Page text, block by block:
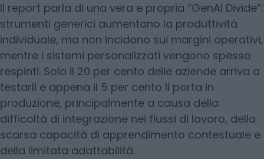
Il report parla di una vera e propria “GenAI Divide”:
strumenti generici aumentano la produttività
individuale, ma non incidono sui margini operativi,
mentre i sistemi personalizzati vengono spesso
respinti. Solo il 20 per cento delle aziende arriva a
testarli e appena il 5 per cento li porta in
produzione, principalmente a causa della
difficoltà di integrazione nei flussi di lavoro, della
scarsa capacità di apprendimento contestuale e
della limitata adattabilità.